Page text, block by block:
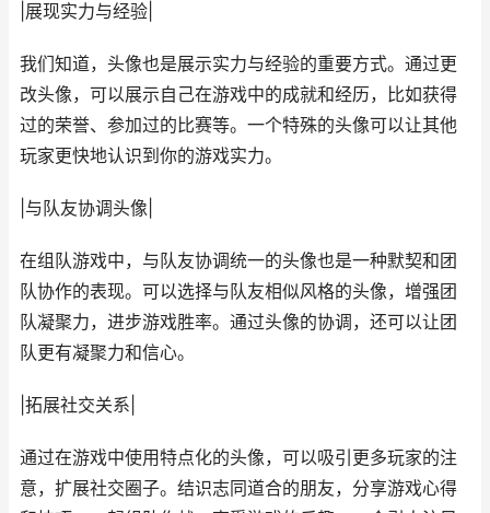
|展现实力与经验|
我们知道，头像也是展示实力与经验的重要方式。通过更
改头像，可以展示自己在游戏中的成就和经历，比如获得
过的荣誉、参加过的比赛等。一个特殊的头像可以让其他
玩家更快地认识到你的游戏实力。
|与队友协调头像|
在组队游戏中，与队友协调统一的头像也是一种默契和团
队协作的表现。可以选择与队友相似风格的头像，增强团
队凝聚力，进步游戏胜率。通过头像的协调，还可以让团
队更有凝聚力和信心。
|拓展社交关系|
通过在游戏中使用特点化的头像，可以吸引更多玩家的注
意，扩展社交圈子。结识志同道合的朋友，分享游戏心得